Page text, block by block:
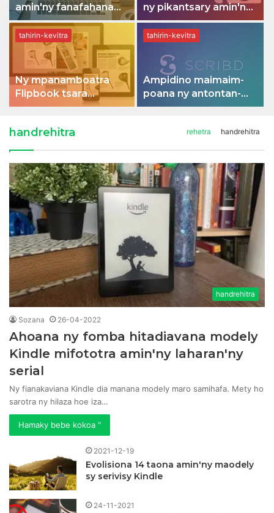
amin'ny fanafahana
toerana bebe kokoa
amin'ny Mac-nao
ny pikantsary amin'ny
Mac
tahirin-kevitra
Ny mpanamboatra
Flipbook tsara
indrindra ho an'ny
matihanina sy
manokana
tahirin-kevitra
Ampidino maimaim-
poana ny antontan-
taratasy Scribd -
handrehitra rehetra handrehitra
handrehitra
Sozana 26-04-2022
Ahoana ny fomba hitadiavana modely
Kindle mifototra amin'ny laharan'ny
serial
Ny fianakaviana Kindle dia manana modely maro samihafa. Mety ho
sarotra ny hilaza hoe iza…
Hamaky bebe kokoa "
2021-12-19
Evolisiona 14 taona amin'ny maodely
sy serivisy Kindle
24-11-2021